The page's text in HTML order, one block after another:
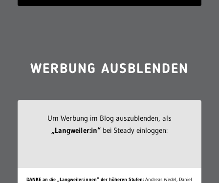
WERBUNG AUSBLENDEN
Um Werbung im Blog auszublenden, als
„Langweiler:in“bei Steady einloggen:
DANKE an die „Langweiler:innen“ der höheren Stufen: Andreas Wedel, Daniel